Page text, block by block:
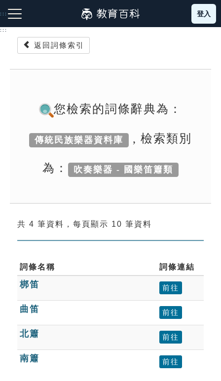
到
主
:::
生字詞彙表
成語故事
索引選單
單字索引
生命大百科索引
遊戲專區
教學應用
貓頭鷹博士
登入
:::
返回詞條索引
您檢索的詞條辭典為：
傳統民族樂器資料庫 , 檢索類別
為： 吹奏樂器 - 國樂笛簫類
共 4 筆資料，每頁顯示 10 筆資料
詞條名稱 詞條連結
梆笛 前往
曲笛 前往
北簫 前往
南簫 前往